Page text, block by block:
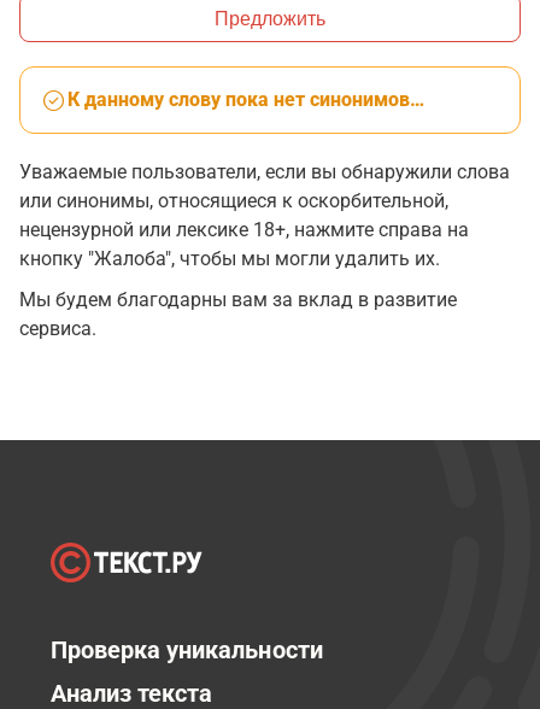
Предложить
К данному слову пока нет синонимов…
Уважаемые пользователи, если вы обнаружили слова
или синонимы, относящиеся к оскорбительной,
нецензурной или лексике 18+, нажмите справа на
кнопку "Жалоба", чтобы мы могли удалить их.
Мы будем благодарны вам за вклад в развитие
сервиса.
Проверка уникальности
Анализ текста